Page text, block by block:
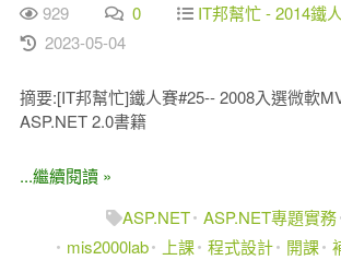
929 0
IT邦幫忙 - 2014鐵
2023-05-04
摘要:[IT邦幫忙]鐵人賽#25-- 2008入選微軟
ASP.NET 2.0書籍
...繼續閱讀 »
ASP.NET ASP.NET專題實務
mis2000lab
上課 程式設計 開課